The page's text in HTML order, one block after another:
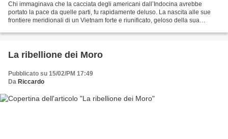
Chi immaginava che la cacciata degli americani dall’Indocina avrebbe
portato la pace da quelle parti, fu rapidamente deluso. La nascita alle sue
frontiere meridionali di un Vietnam forte e riunificato, geloso della sua
La ribellione dei Moro
Pubblicato su 15/02/PM 17:49
Da Riccardo